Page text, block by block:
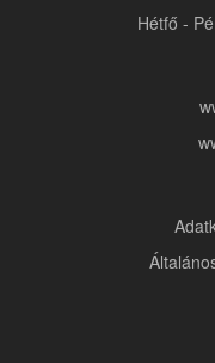
Hétfő -